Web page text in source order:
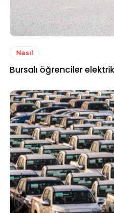
Nasıl
Bursalı öğrenciler